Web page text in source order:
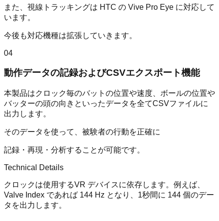
また、視線トラッキングは HTC の Vive Pro Eye に対応して
います。
今後も対応機種は拡張していきます。
04
動作データの記録およびCSVエクスポート機能
本製品はクロック毎のバットの位置や速度、ボールの位置や
バッターの頭の向きといったデータを全てCSVファイルに
出力します。
そのデータを使って、被験者の行動を正確に
記録・再現・分析することが可能です。
Technical Details
クロックは使用するVR デバイスに依存します。例えば、
Valve Index であれば 144 Hz となり、1秒間に 144 個のデー
タを出力します。